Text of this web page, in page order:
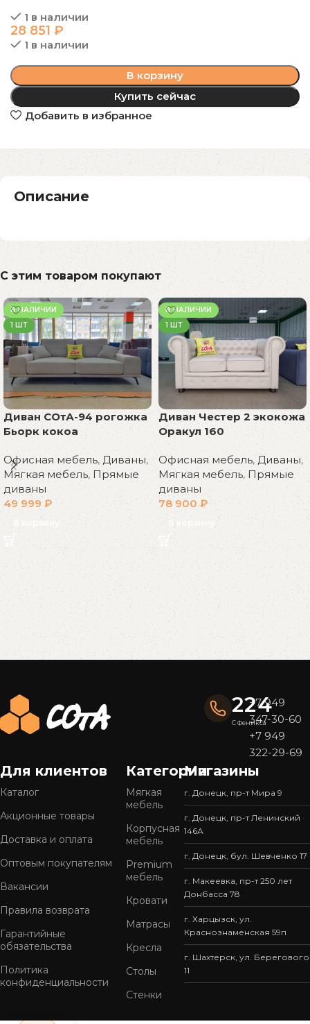
1 в наличии
28 851 ₽
1 в наличии
В корзину
Купить сейчас
Добавить в избранное
Описание
С этим товаром покупают
В НАЛИЧИИ
1 ШТ
Диван СОтА-94 рогожка
Бьорк кокоа
Офисная мебель, Диваны,
Мягкая мебель, Прямые
диваны
49 999₽
В корзину
В НАЛИЧИИ
1 ШТ
Диван Честер 2 экокожа
Оракул 160
Офисная мебель,Диваны,
Мягкая мебель,Прямые
диваны
78 900₽
В корзину
Read More
224
С Феникса
+7 949
347-30-60
+7 949
322-29-69
Для клиентов
Каталог
Акционные товары
Доставка и оплата
Оптовым покупателям
Вакансии
Правила возврата
Гарантийные
обязательства
Политика
конфиденциальности
Категории
Мягкая
мебель
Корпусная
мебель
Premium
мебель
Кровати
Матрасы
Кресла
Столы
Стенки
Магазины
г. Донецк, пр-т Мира 9
г. Донецк, пр-т Ленинский
146А
г. Донецк, бул. Шевченко 17
г. Макеевка, пр-т 250 лет
Донбасса 78
г. Харцызск, ул.
Краснознаменская 59п
г. Шахтерск, ул. Берегового
11